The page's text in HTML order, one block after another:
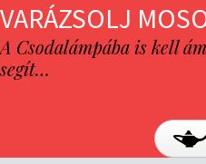
VARÁZSOLJ
A Csodalámpába is kell
segít…